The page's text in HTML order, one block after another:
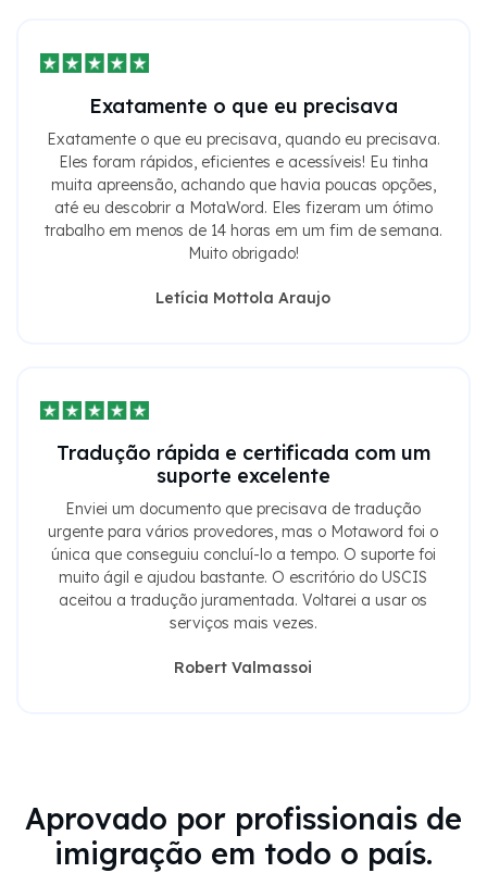
Exatamente o que eu precisava
Exatamente o que eu precisava, quando eu precisava.
Eles foram rápidos, eficientes e acessíveis! Eu tinha
muita apreensão, achando que havia poucas opções,
até eu descobrir a MotaWord. Eles fizeram um ótimo
trabalho em menos de 14 horas em um fim de semana.
Muito obrigado!
Letícia Mottola Araujo
Tradução rápida e certificada com um
suporte excelente
Enviei um documento que precisava de tradução
urgente para vários provedores, mas o Motaword foi o
única que conseguiu concluí-lo a tempo. O suporte foi
muito ágil e ajudou bastante. O escritório do USCIS
aceitou a tradução juramentada. Voltarei a usar os
serviços mais vezes.
Robert Valmassoi
Aprovado por profissionais de
imigração em todo o país.